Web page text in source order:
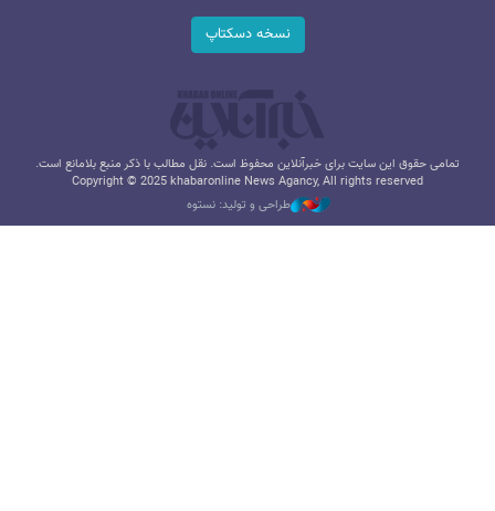
نسخه دسکتاپ
تمامی حقوق این سایت برای خبرآنلاین محفوظ است. نقل مطالب با ذکر منبع بلامانع است.
Copyright © 2025 khabaronline News Agancy, All rights reserved
طراحی و تولید: نستوه